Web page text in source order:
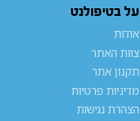
על בטיפולנט
אודות
צוות האתר
תקנון אתר
מדיניות פרטיות
הצהרת נגישות